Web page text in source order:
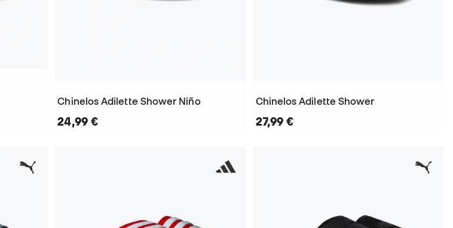
Chinelos Adilette Shower Niño
24,99 €
Chinelos Adilette Shower
27,99 €